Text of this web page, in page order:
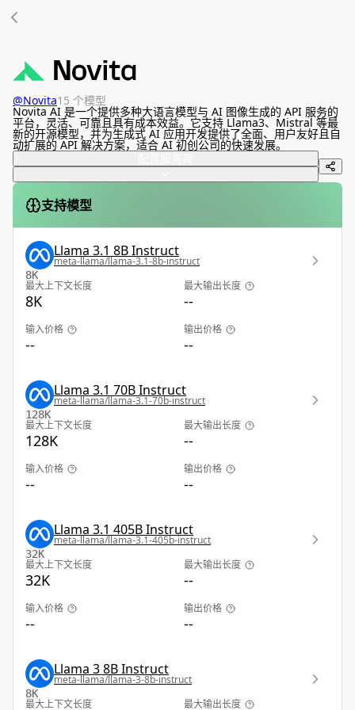
@Novita15 个模型
Novita AI 是一个提供多种大语言模型与 AI 图像生成的 API 服务的
平台，灵活、可靠且具有成本效益。它支持 Llama3、Mistral 等最
新的开源模型，并为生成式 AI 应用开发提供了全面、用户友好且自
动扩展的 API 解决方案，适合 AI 初创公司的快速发展。
支持模型
Llama 3.1 8B Instruct
meta-llama/llama-3.1-8b-instruct
8K
最大上下文长度
8K
最大输出长度
--
输入价格
--
输出价格
--
Llama 3.1 70B Instruct
meta-llama/llama-3.1-70b-instruct
128K
最大上下文长度
128K
最大输出长度
--
输入价格
--
输出价格
--
Llama 3.1 405B Instruct
meta-llama/llama-3.1-405b-instruct
32K
最大上下文长度
32K
最大输出长度
--
输入价格
--
输出价格
--
Llama 3 8B Instruct
meta-llama/llama-3-8b-instruct
8K
最大上下文长度 最大输出长度